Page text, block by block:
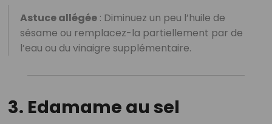
Astuce allégée: Diminuez un peu l’huile de
sésame ou remplacez-la partiellement par de
l’eau ou du vinaigre supplémentaire.
3. Edamame au sel